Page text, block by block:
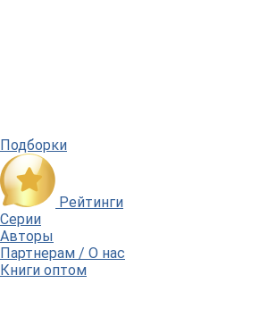
Подборки
Рейтинги
Серии
Авторы
Партнерам / О нас
Книги оптом